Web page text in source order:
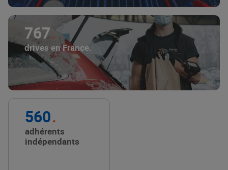
767
drives en France.
560
adhérents
indépendants